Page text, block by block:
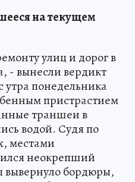
на текущем
улиц и дорог в
- вынесли вердикт
утра понедельника
пристрастием
траншеи в
водой. Судя по
местами
неокрепший
вывернуло бордюры,